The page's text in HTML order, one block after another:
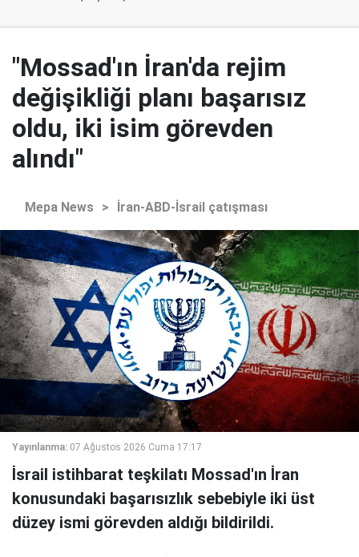
"Mossad'ın İran'da rejim
değişikliği planı başarısız
oldu, iki isim görevden
alındı"
Mepa News > İran-ABD-İsrail çatışması
Yayınlanma: 07 Ağustos 2026 Cuma 17:17
İsrail istihbarat teşkilatı Mossad'ın İran
konusundaki başarısızlık sebebiyle iki üst
düzey ismi görevden aldığı bildirildi.